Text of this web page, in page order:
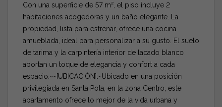
Con una superficie de 57 m², el piso incluye 2
habitaciones acogedoras y un baño elegante. La
propiedad, lista para estrenar, ofrece una cocina
amueblada, ideal para personalizar a su gusto. El suelo
de tarima y la carpintería interior de lacado blanco
aportan un toque de elegancia y confort a cada
espacio.~~[UBICACIÓN]:~Ubicado en una posición
privilegiada en Santa Pola, en la zona Centro, este
apartamento ofrece lo mejor de la vida urbana y